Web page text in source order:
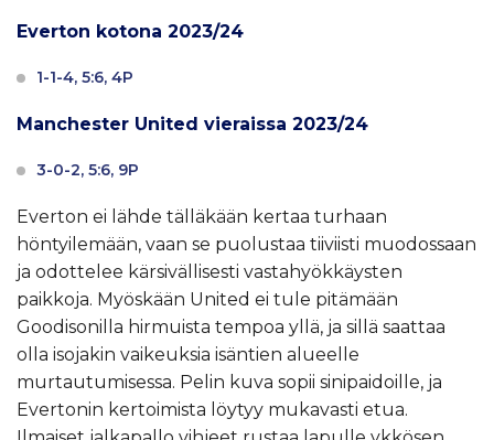
Everton kotona 2023/24
1-1-4, 5:6, 4P
Manchester United vieraissa 2023/24
3-0-2, 5:6, 9P
Everton ei lähde tälläkään kertaa turhaan
höntyilemään, vaan se puolustaa tiiviisti muodossaan
ja odottelee kärsivällisesti vastahyökkäysten
paikkoja. Myöskään United ei tule pitämään
Goodisonilla hirmuista tempoa yllä, ja sillä saattaa
olla isojakin vaikeuksia isäntien alueelle
murtautumisessa. Pelin kuva sopii sinipaidoille, ja
Evertonin kertoimista löytyy mukavasti etua.